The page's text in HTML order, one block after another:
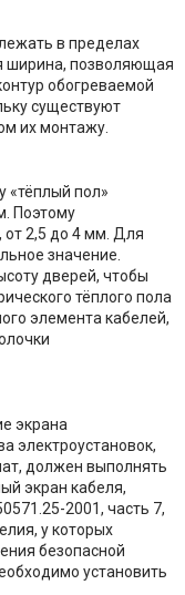
в пределах
ширина, позволяющая
обогреваемой
существуют
их монтажу.
«тёплый пол»
Поэтому
от 2,5 до 4 мм. Для
значение.
дверей, чтобы
тёплого пола
элемента кабелей,
экрана
электроустановок,
должен выполнять
экран кабеля,
2001, часть 7,
у которых
безопасной
установить